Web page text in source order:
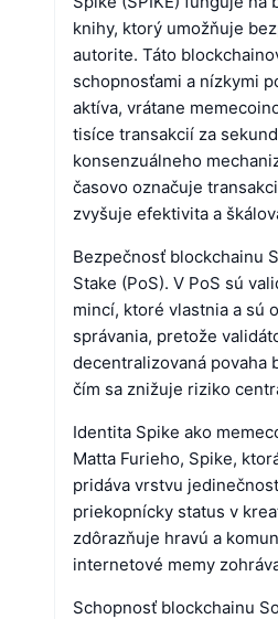
knihy, ktorý umožňuje
autorite. Táto
schopnosťami a nízkymi
aktíva, vrátane
tisíce transakcií za
konsenzuálneho
časovo označuje
zvyšuje efektivita a
Bezpečnosť blockchainu
Stake (PoS). V PoS sú
mincí, ktoré vlastnia a sú
správania, pretože
decentralizovaná povaha
čím sa znižuje riziko
Identita Spike ako
Matta Furieho, Spike,
pridáva vrstvu
priekopnícky status v
zdôrazňuje hravú a
internetové memy
Schopnosť blockchainu